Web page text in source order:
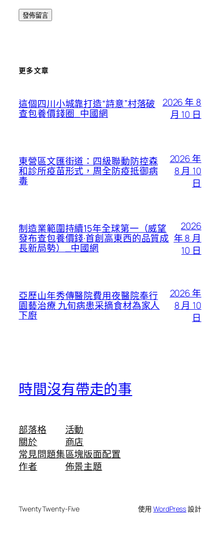
更多文章
這個四川小城靠打造“詩意”村落破
查包養價錢圈_中國網
2026 年 8
月 10 日
東營區文匯街道：四級聯動防控森
和診所疫苗形式，周全防疫抵御病
毒
2026 年
8 月 10
日
制造業範圍持續15年全球第一（威望
發布查包養價錢·首創高東西的品質成
長新局勢）_中國網
2026
年 8 月
10 日
亞歷山年秀傳醫院費用夜醫院奉行
園藝治療 九旬病患采摘食材為家人
下廚
2026 年
8 月 10
日
時間沒有帶走的事
部落格
關於
常見問題集
作者
活動
商店
區塊版面配置
佈景主題
Twenty Twenty-Five 使用WordPress設計